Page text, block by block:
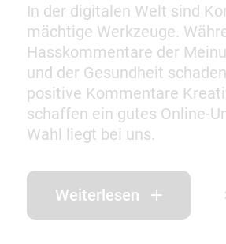
In der digitalen Welt sind
mächtige Werkzeuge.
Hasskommentare der
und der Gesundheit
positive Kommentare
schaffen ein gutes Online-
Wahl liegt bei uns.
Weiterlesen